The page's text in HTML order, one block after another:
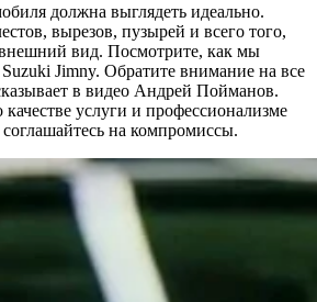
должна выглядеть идеально.
вырезов, пузырей и всего того,
вид. Посмотрите, как мы
Jimny. Обратите внимание на все
в видео Андрей Пойманов.
услуги и профессионализме
на компромиссы.